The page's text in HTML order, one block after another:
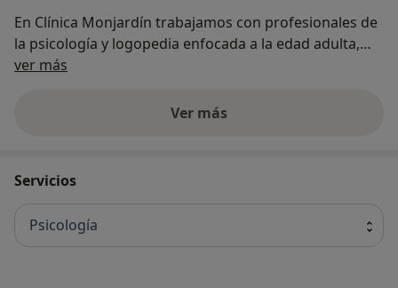
En Clínica Monjardín trabajamos con profesionales de
la psicología y logopedia enfocada a la edad adulta,
estando especializados en diversas áreas de
y estrés, autoestima y autoaceptación, obsesiones y
control de los impulsos.
ver más
Ver más
Servicios
Psicología